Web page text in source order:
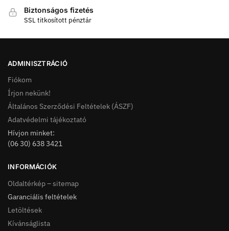
Biztonságos fizetés
SSL titkosított pénztár
ADMINISZTRÁCIÓ
Fiókom
Írjon nekünk!
Általános Szerződési Feltételek (ÁSZF)
Adatvédelmi tájékoztató
Hívjon minket:
(06 30) 638 3421
INFORMÁCIÓK
Oldaltérkép – sitemap
Garanciális feltételek
Letöltések
Kívánságlista